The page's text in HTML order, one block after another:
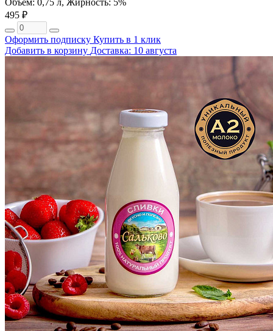
Объем: 0,75 л, Жирность: 5%
495 ₽
Оформить подписку Купить в 1 клик
Добавить в корзину Доставка: 10 августа